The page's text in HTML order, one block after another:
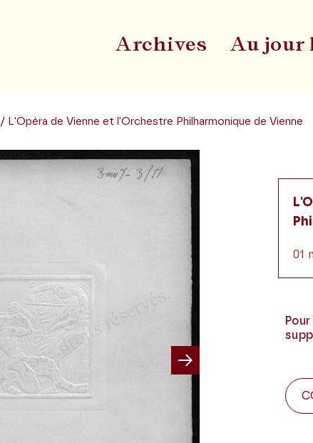
Archives Au jour
/ L'Opéra de Vienne et l'Orchestre Philharmonique de Vienne
01